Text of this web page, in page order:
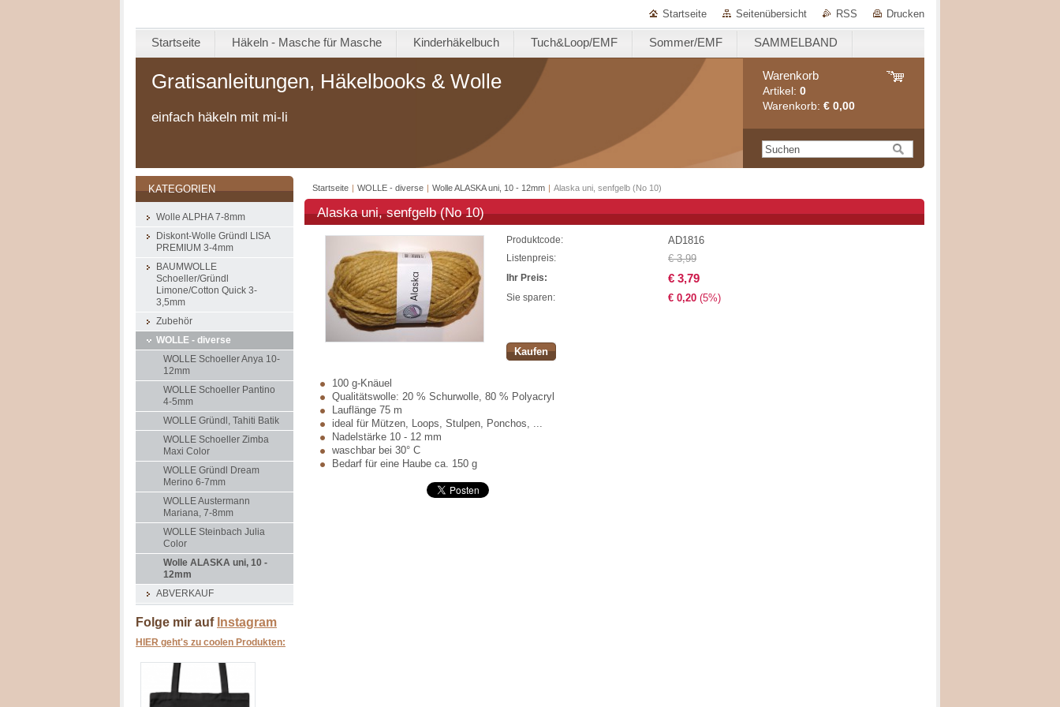
Startseite Seitenübersicht RSS Drucken
Startseite Häkeln - Masche für Masche Kinderhäkelbuch Tuch&Loop/EMF Sommer/EMF SAMMELBAND
Gratisanleitungen, Häkelbooks & Wolle
einfach häkeln mit mi-li
Warenkorb
Artikel: 0
Warenkorb: € 0,00
Startseite | WOLLE - diverse | Wolle ALASKA uni, 10 - 12mm | Alaska uni, senfgelb (No 10)
Alaska uni, senfgelb (No 10)
Produktcode: AD1816
Listenpreis: € 3,99
Ihr Preis: € 3,79
Sie sparen: € 0,20 (5%)
Kaufen
100 g-Knäuel
Qualitätswolle: 20 % Schurwolle, 80 % Polyacryl
Lauflänge 75 m
ideal für Mützen, Loops, Stulpen, Ponchos, ...
Nadelstärke 10 - 12 mm
waschbar bei 30° C
Bedarf für eine Haube ca. 150 g
KATEGORIEN
Wolle ALPHA 7-8mm
Diskont-Wolle Gründl LISA
PREMIUM 3-4mm
BAUMWOLLE
Schoeller/Gründl
Limone/Cotton Quick 3-
3,5mm
Zubehör
WOLLE - diverse
WOLLE Schoeller Anya 10-
12mm
WOLLE Schoeller Pantino
4-5mm
WOLLE Gründl, Tahiti Batik
WOLLE Schoeller Zimba
Maxi Color
WOLLE Gründl Dream
Merino 6-7mm
WOLLE Austermann
Mariana, 7-8mm
WOLLE Steinbach Julia
Color
Wolle ALASKA uni, 10 -
12mm
ABVERKAUF
Folge mir auf Instagram
HIER geht's zu coolen Produkten: